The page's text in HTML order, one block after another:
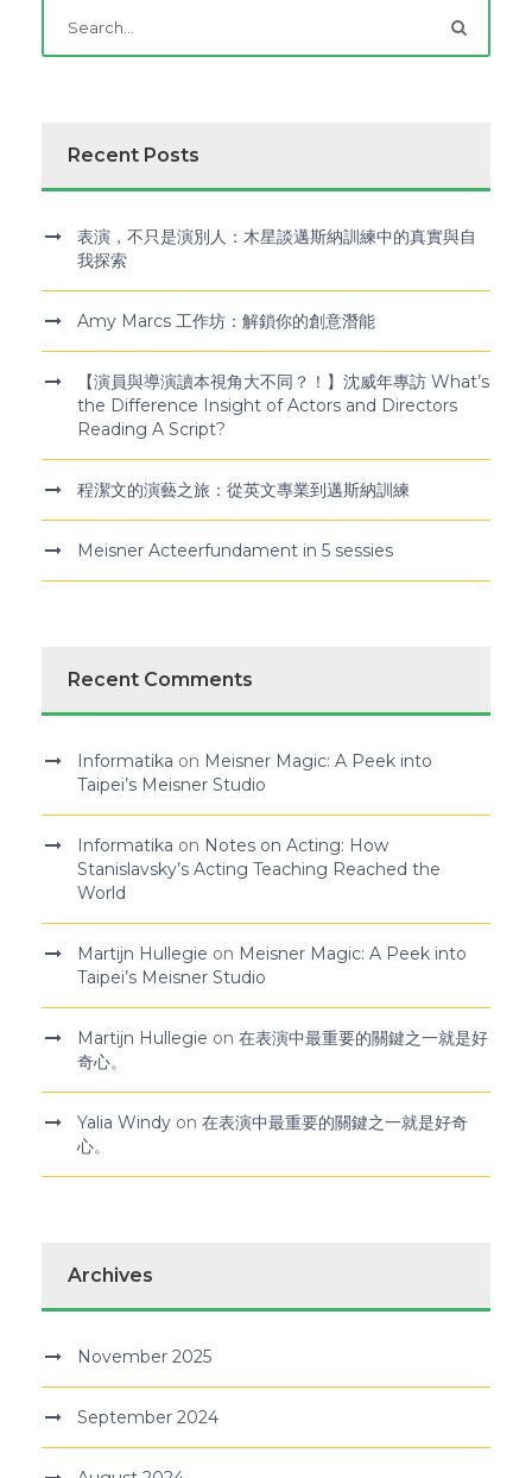
Recent Posts
表演，不只是演別人：木星談邁斯納訓練中的真實與自
我探索
Amy Marcs 工作坊：解鎖你的創意潛能
【演員與導演讀本視角大不同？！】沈威年專訪 What’s
the Difference Insight of Actors and Directors
Reading A Script?
程潔文的演藝之旅：從英文專業到邁斯納訓練
Meisner Acteerfundament in 5 sessies
Recent Comments
Informatika on Meisner Magic: A Peek into
Taipei’s Meisner Studio
Informatika on Notes on Acting: How
Stanislavsky’s Acting Teaching Reached the
World
Martijn Hullegie on Meisner Magic: A Peek into
Taipei’s Meisner Studio
Martijn Hullegie on 在表演中最重要的關鍵之一就是好
奇心。
Yalia Windy on 在表演中最重要的關鍵之一就是好奇
心。
Archives
November 2025
September 2024